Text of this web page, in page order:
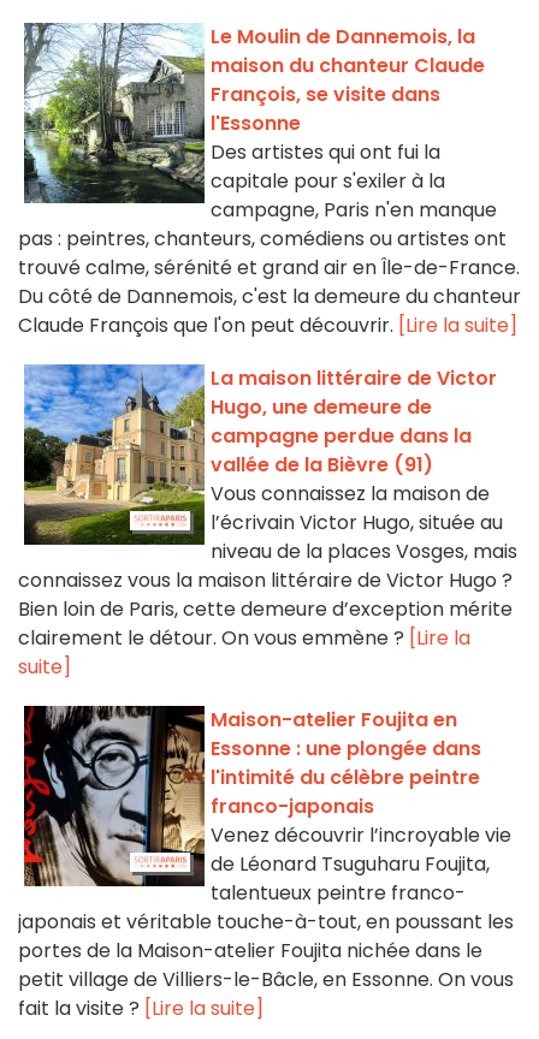
Le Moulin de Dannemois, la
maison du chanteur Claude
François, se visite dans
l'Essonne
Des artistes qui ont fui la
capitale pour s'exiler à la
campagne, Paris n'en manque
pas : peintres, chanteurs, comédiens ou artistes ont
trouvé calme, sérénité et grand air en Île-de-France.
Du côté de Dannemois, c'est la demeure du chanteur
Claude François que l'on peut découvrir. [Lire la suite]
La maison littéraire de Victor
Hugo, une demeure de
campagne perdue dans la
vallée de la Bièvre (91)
Vous connaissez la maison de
l’écrivain Victor Hugo, située au
niveau de la places Vosges, mais
connaissez vous la maison littéraire de Victor Hugo ?
Bien loin de Paris, cette demeure d’exception mérite
clairement le détour. On vous emmène ? [Lire la
suite]
Maison-atelier Foujita en
Essonne : une plongée dans
l'intimité du célèbre peintre
franco-japonais
Venez découvrir l’incroyable vie
de Léonard Tsuguharu Foujita,
talentueux peintre franco-
japonais et véritable touche-à-tout, en poussant les
portes de la Maison-atelier Foujita nichée dans le
petit village de Villiers-le-Bâcle, en Essonne. On vous
fait la visite ? [Lire la suite]